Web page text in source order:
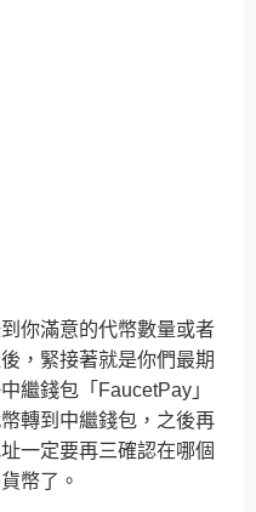
你滿意的代幣數量或者
，緊接著就是你們最期
繼錢包「FaucetPay」
轉到中繼錢包，之後再
一定要再三確認在哪個
幣了。